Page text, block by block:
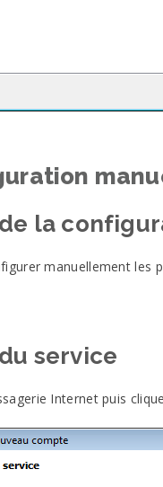
la
manuellement les
service
Internet puis